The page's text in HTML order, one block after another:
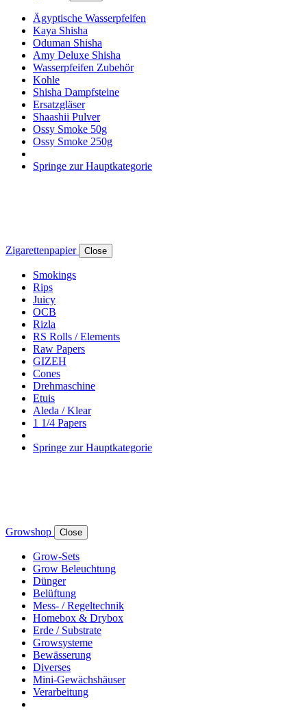
Ägyptische Wasserpfeifen
Kaya Shisha
Oduman Shisha
Amy Deluxe Shisha
Wasserpfeifen Zubehör
Kohle
Shisha Dampfsteine
Ersatzgläser
Shaashii Pulver
Ossy Smoke 50g
Ossy Smoke 250g
Springe zur Hauptkategorie
Zigarettenpapier Close
Smokings
Rips
Juicy
OCB
Rizla
RS Rolls / Elements
Raw Papers
GIZEH
Cones
Drehmaschine
Etuis
Aleda / Klear
1 1/4 Papers
Springe zur Hauptkategorie
Growshop Close
Grow-Sets
Grow Beleuchtung
Dünger
Belüftung
Mess- / Regeltechnik
Homebox & Drybox
Erde / Substrate
Growsysteme
Bewässerung
Diverses
Mini-Gewächshäuser
Verarbeitung